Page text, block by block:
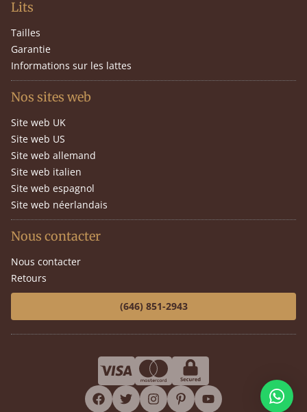
Lits
Tailles
Garantie
Informations sur les lattes
Nos sites web
Site web UK
Site web US
Site web allemand
Site web italien
Site web espagnol
Site web néerlandais
Nous contacter
Nous contacter
Retours
(646) 851-2943
facebook
twitterinstagram
pinterestyoutube